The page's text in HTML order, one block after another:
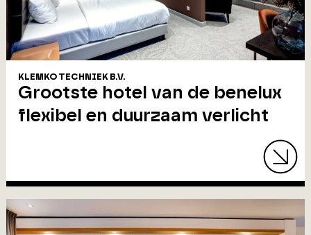
KLEMKO TECHNIEK B.V.
Grootste hotel van de benelux
flexibel en duurzaam verlicht